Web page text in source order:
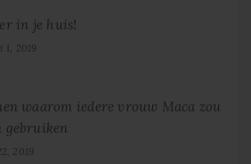
in je huis!
2019
waarom iedere vrouw Maca zou
gebruiken
2019